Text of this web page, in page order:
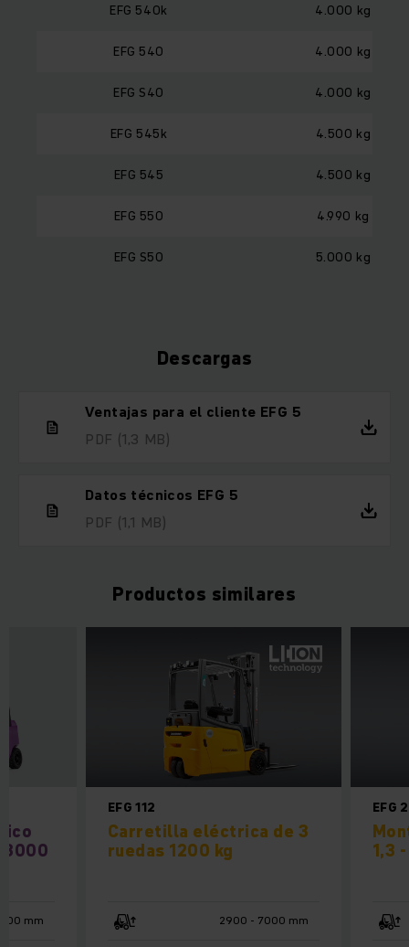
EFG 540k 4.000 kg
EFG 540 4.000 kg
EFG S40 4.000 kg
EFG 545k 4.500 kg
EFG 545 4.500 kg
EFG 550 4.990 kg
EFG S50 5.000 kg
Descargas
Ventajas para el cliente EFG 5
PDF (1,3 MB)
Datos técnicos EFG 5
PDF (1,1 MB)
Productos similares
EFG 112
Carretilla eléctrica de 3
ruedas 1200 kg
2900 - 7000 mm
EFG
1,3
3000
mm